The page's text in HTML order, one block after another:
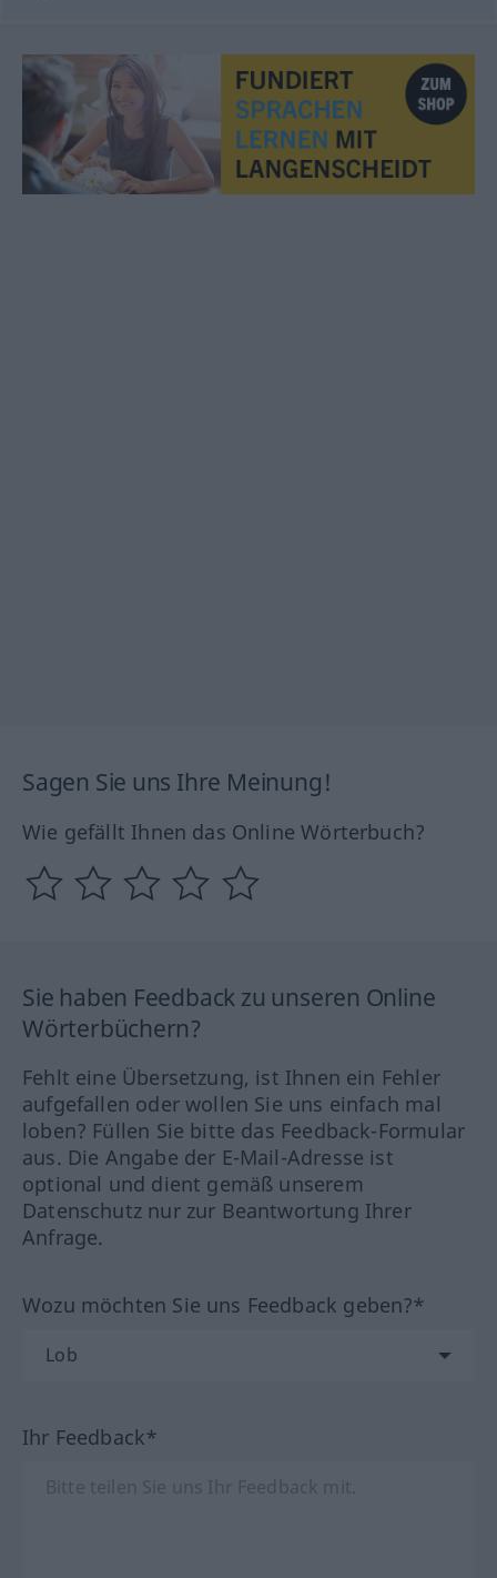
Sagen Sie uns Ihre Meinung!
Wie gefällt Ihnen das Online Wörterbuch?
Sie haben Feedback zu unseren Online
Wörterbüchern?
Fehlt eine Übersetzung, ist Ihnen ein Fehler
aufgefallen oder wollen Sie uns einfach mal
loben? Füllen Sie bitte das Feedback-Formular
aus. Die Angabe der E-Mail-Adresse ist
optional und dient gemäß unserem
Datenschutz nur zur Beantwortung Ihrer
Anfrage.
Wozu möchten Sie uns Feedback geben?*
Ihr Feedback*